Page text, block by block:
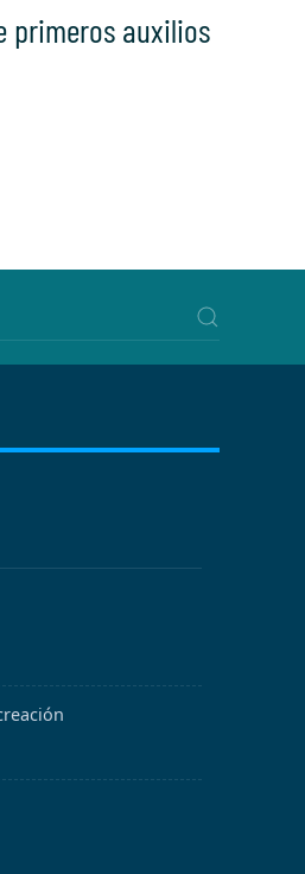
primeros auxilios